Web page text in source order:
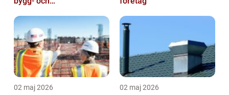
02 maj 2026 02 maj 2026